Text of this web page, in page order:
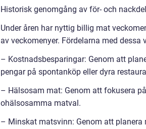
Historisk genomgång av för- och
Under åren har nyttig billig mat
av veckomenyer. Fördelarna med dessa
– Kostnadsbesparingar: Genom att
pengar på spontanköp eller dyra
– Hälsosam mat: Genom att fokusera
ohälsosamma matval.
– Minskat matsvinn: Genom att